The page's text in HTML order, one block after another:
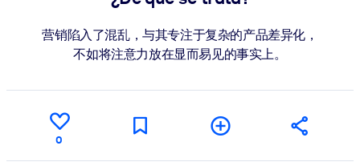
estructurados para mejorar los resultados.
营销陷入了混乱，与其专注于复杂的产品差异化，
不如将注意力放在显而易见的事实上。
0